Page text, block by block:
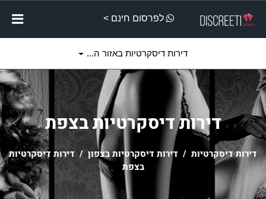
לפרסום חינם >
דירות דיסקרטיות באזור ה...
דירות דיסקרטיות בצפת
דירות דיסקרטיות / דירות דיסקרטיות בצפון / דירות דיסקרטיות
בצפת